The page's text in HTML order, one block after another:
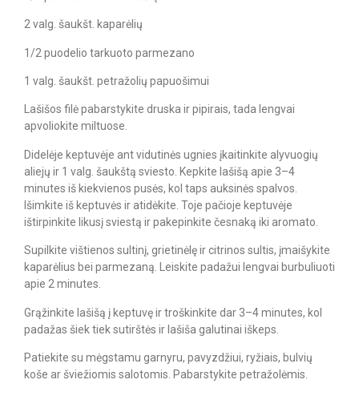
2 valg. šaukšt. kaparėlių
1/2 puodelio tarkuoto parmezano
1 valg. šaukšt. petražolių papuošimui
Lašišos filė pabarstykite druska ir pipirais, tada lengvai
apvoliokite miltuose.
Didelėje keptuvėje ant vidutinės ugnies įkaitinkite alyvuogių
aliejų ir 1 valg. šaukštą sviesto. Kepkite lašišą apie 3–4
minutes iš kiekvienos pusės, kol taps auksinės spalvos.
Išimkite iš keptuvės ir atidėkite. Toje pačioje keptuvėje
ištirpinkite likusį sviestą ir pakepinkite česnaką iki aromato.
Supilkite vištienos sultinį, grietinėlę ir citrinos sultis, įmaišykite
kaparėlius bei parmezaną. Leiskite padažui lengvai burbuliuoti
apie 2 minutes.
Grąžinkite lašišą į keptuvę ir troškinkite dar 3–4 minutes, kol
padažas šiek tiek sutirštės ir lašiša galutinai iškeps.
Patiekite su mėgstamu garnyru, pavyzdžiui, ryžiais, bulvių
koše ar šviežiomis salotomis. Pabarstykite petražolėmis.